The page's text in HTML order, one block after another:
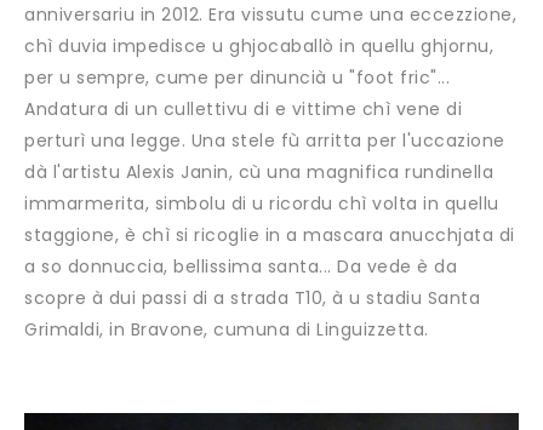
anniversariu in 2012. Era vissutu cume una eccezzione,
chì duvia impedisce u ghjocaballò in quellu ghjornu,
per u sempre, cume per dinuncià u "foot fric"...
Andatura di un cullettivu di e vittime chì vene di
perturì una legge. Una stele fù arritta per l'uccazione
dà l'artistu Alexis Janin, cù una magnifica rundinella
immarmerita, simbolu di u ricordu chì volta in quellu
staggione, è chì si ricoglie in a mascara anucchjata di
a so donnuccia, bellissima santa... Da vede è da
scopre à dui passi di a strada T10, à u stadiu Santa
Grimaldi, in Bravone, cumuna di Linguizzetta.